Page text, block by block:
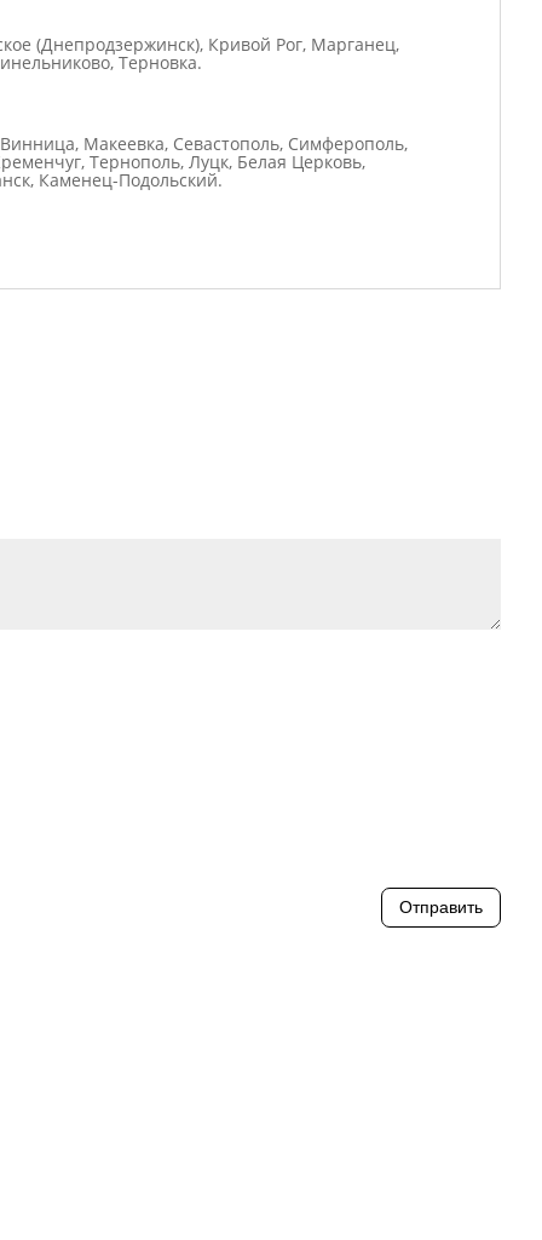
(Днепродзержинск), Кривой Рог, Марганец,
Терновка.
Макеевка, Севастополь, Симферополь,
Тернополь, Луцк, Белая Церковь,
Каменец-Подольский.
Отправить